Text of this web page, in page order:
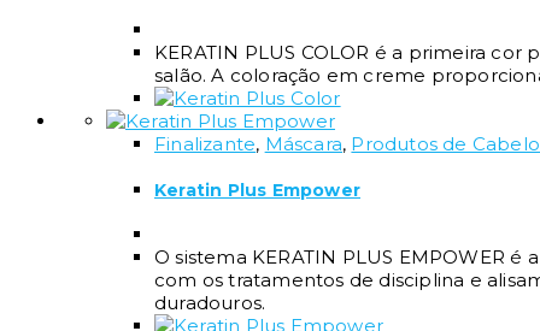
KERATIN PLUS COLOR é a primeira
salão. A coloração em creme
Finalizante, Máscara, Produtos de
Keratin Plus Empower
O sistema KERATIN PLUS EMPOWER
com os tratamentos de disciplina e
duradouros.